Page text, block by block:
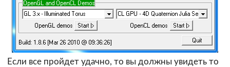
Если все пройдет удачно, то вы должны увидеть то